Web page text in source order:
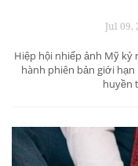
Jul 09,
Hiệp hội nhiếp ảnh Mỹ
hành phiên bản giới hạn
huyền